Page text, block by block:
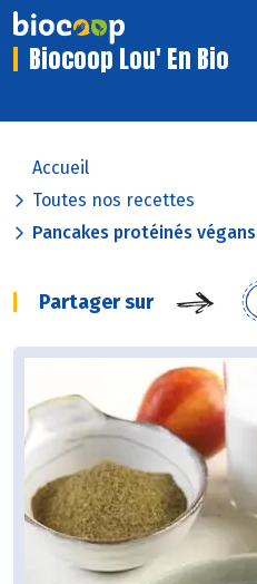
Biocoop Lou' En Bio
Accueil
Toutes nos recettes
Pancakes protéinés végans
Partager sur